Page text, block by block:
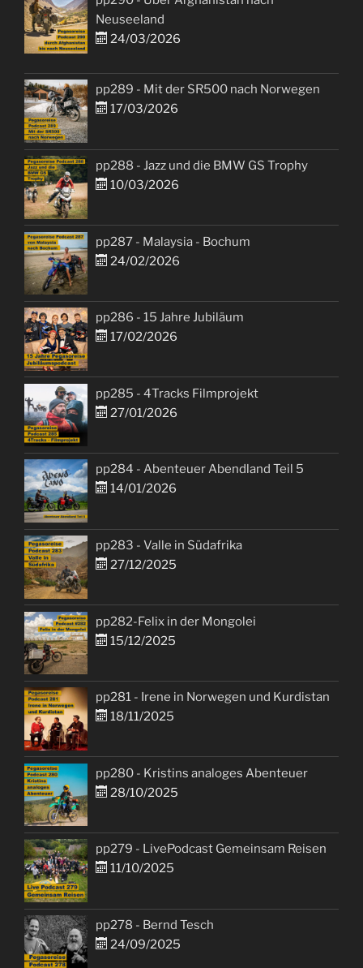
Neuseeland
24/03/2026
pp289 - Mit der SR500 nach Norwegen
17/03/2026
pp288 - Jazz und die BMW GS Trophy
10/03/2026
pp287 - Malaysia - Bochum
24/02/2026
pp286 - 15 Jahre Jubiläum
17/02/2026
pp285 - 4Tracks Filmprojekt
27/01/2026
pp284 - Abenteuer Abendland Teil 5
14/01/2026
pp283 - Valle in Südafrika
27/12/2025
pp282-Felix in der Mongolei
15/12/2025
pp281 - Irene in Norwegen und Kurdistan
18/11/2025
pp280 - Kristins analoges Abenteuer
28/10/2025
pp279 - LivePodcast Gemeinsam Reisen
11/10/2025
pp278 - Bernd Tesch
24/09/2025